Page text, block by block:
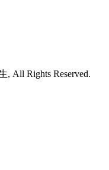
, All Rights Reserved.